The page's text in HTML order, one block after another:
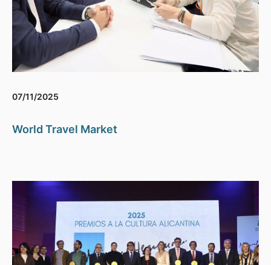
07/11/2025
World Travel Market